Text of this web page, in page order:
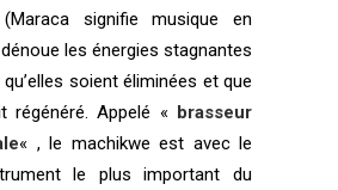
signifie musique en
les énergies stagnantes
soient éliminées et que
régénéré. Appelé « brasseur
« , le machikwe est avec le
le plus important du